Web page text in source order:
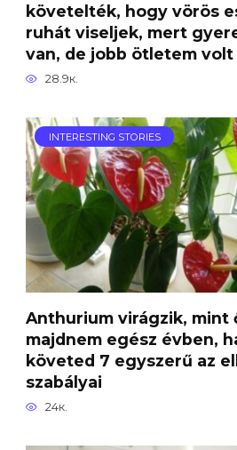
követelték, hogy vörös
ruhát viseljek, mert
van, de jobb ötletem volt
28.9к.
INTERESTING STORIES
Anthurium virágzik, mint
majdnem egész évben,
követed 7 egyszerű az
szabályai
24к.